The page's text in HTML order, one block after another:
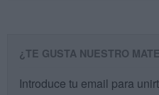
¿TE GUSTA NUESTRO
Introduce tu email para